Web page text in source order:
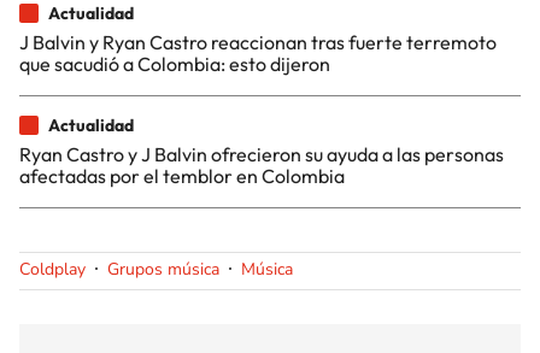
Actualidad
J Balvin y Ryan Castro reaccionan tras fuerte terremoto
que sacudió a Colombia: esto dijeron
Actualidad
Ryan Castro y J Balvin ofrecieron su ayuda a las personas
afectadas por el temblor en Colombia
Coldplay Grupos música Música